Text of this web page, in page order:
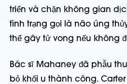
triển và chặn không gian
tình trạng gọi là não úng
thể gây tử vong nếu không
Bác sĩ Mahaney đã phẫu
bỏ khối u thành công.